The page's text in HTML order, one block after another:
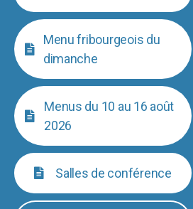
Menu fribourgeois du
dimanche
Menus du 10 au 16 août
2026
Salles de conférence